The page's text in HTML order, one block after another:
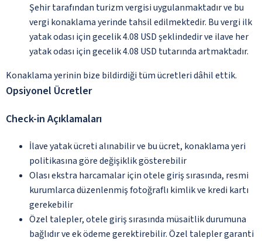
Şehir tarafından turizm vergisi uygulanmaktadır ve bu
vergi konaklama yerinde tahsil edilmektedir. Bu vergi ilk
yatak odası için gecelik 4.08 USD şeklindedir ve ilave her
yatak odası için gecelik 4.08 USD tutarında artmaktadır.
Konaklama yerinin bize bildirdiği tüm ücretleri dâhil ettik.
Opsiyonel Ücretler
Check-in Açıklamaları
İlave yatak ücreti alınabilir ve bu ücret, konaklama yeri
politikasına göre değişiklik gösterebilir
Olası ekstra harcamalar için otele giriş sırasında, resmi
kurumlarca düzenlenmiş fotoğraflı kimlik ve kredi kartı
gerekebilir
Özel talepler, otele giriş sırasında müsaitlik durumuna
bağlıdır ve ek ödeme gerektirebilir. Özel talepler garanti